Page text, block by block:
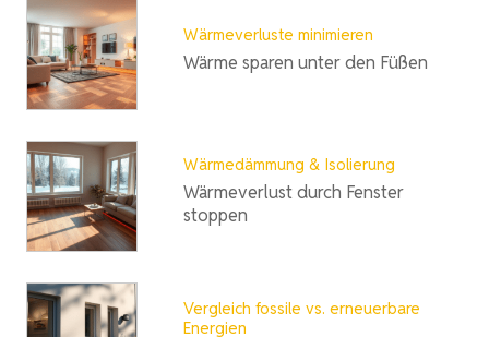
Wärmeverluste minimieren
Wärme sparen unter den Füßen
Wärmedämmung & Isolierung
Wärmeverlust durch Fenster
stoppen
Vergleich fossile vs. erneuerbare
Energien